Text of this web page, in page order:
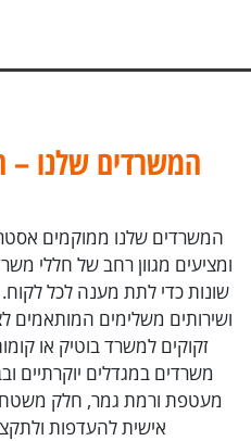
המשרדים שלנו –
המשרדים שלנו ממוקמים
ומציעים מגוון רחב של חללי
שונות כדי לתת מענה לכל
ושירותים משלימים המותאמים
זקוקים למשרד בוטיק או
משרדים במגדלים יוקרתיים
מעטפת ורמת גמר, חלק
אישית להעדפות